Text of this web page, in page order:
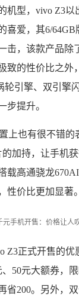
机型，vivo Z3
喜爱，其6/
击，该款产品除
致的性价比之外
轮引擎、双引擎
步提升。
上也有很不错的
的加持，让手机
载高通骁龙
性价比更加显著。
Z3正式开售的优
、50元大额券，
省200。另外，